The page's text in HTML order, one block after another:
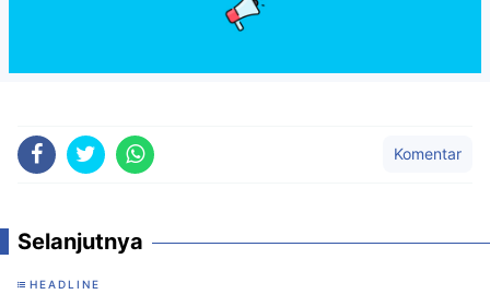
Komentar
Selanjutnya
HEADLINE